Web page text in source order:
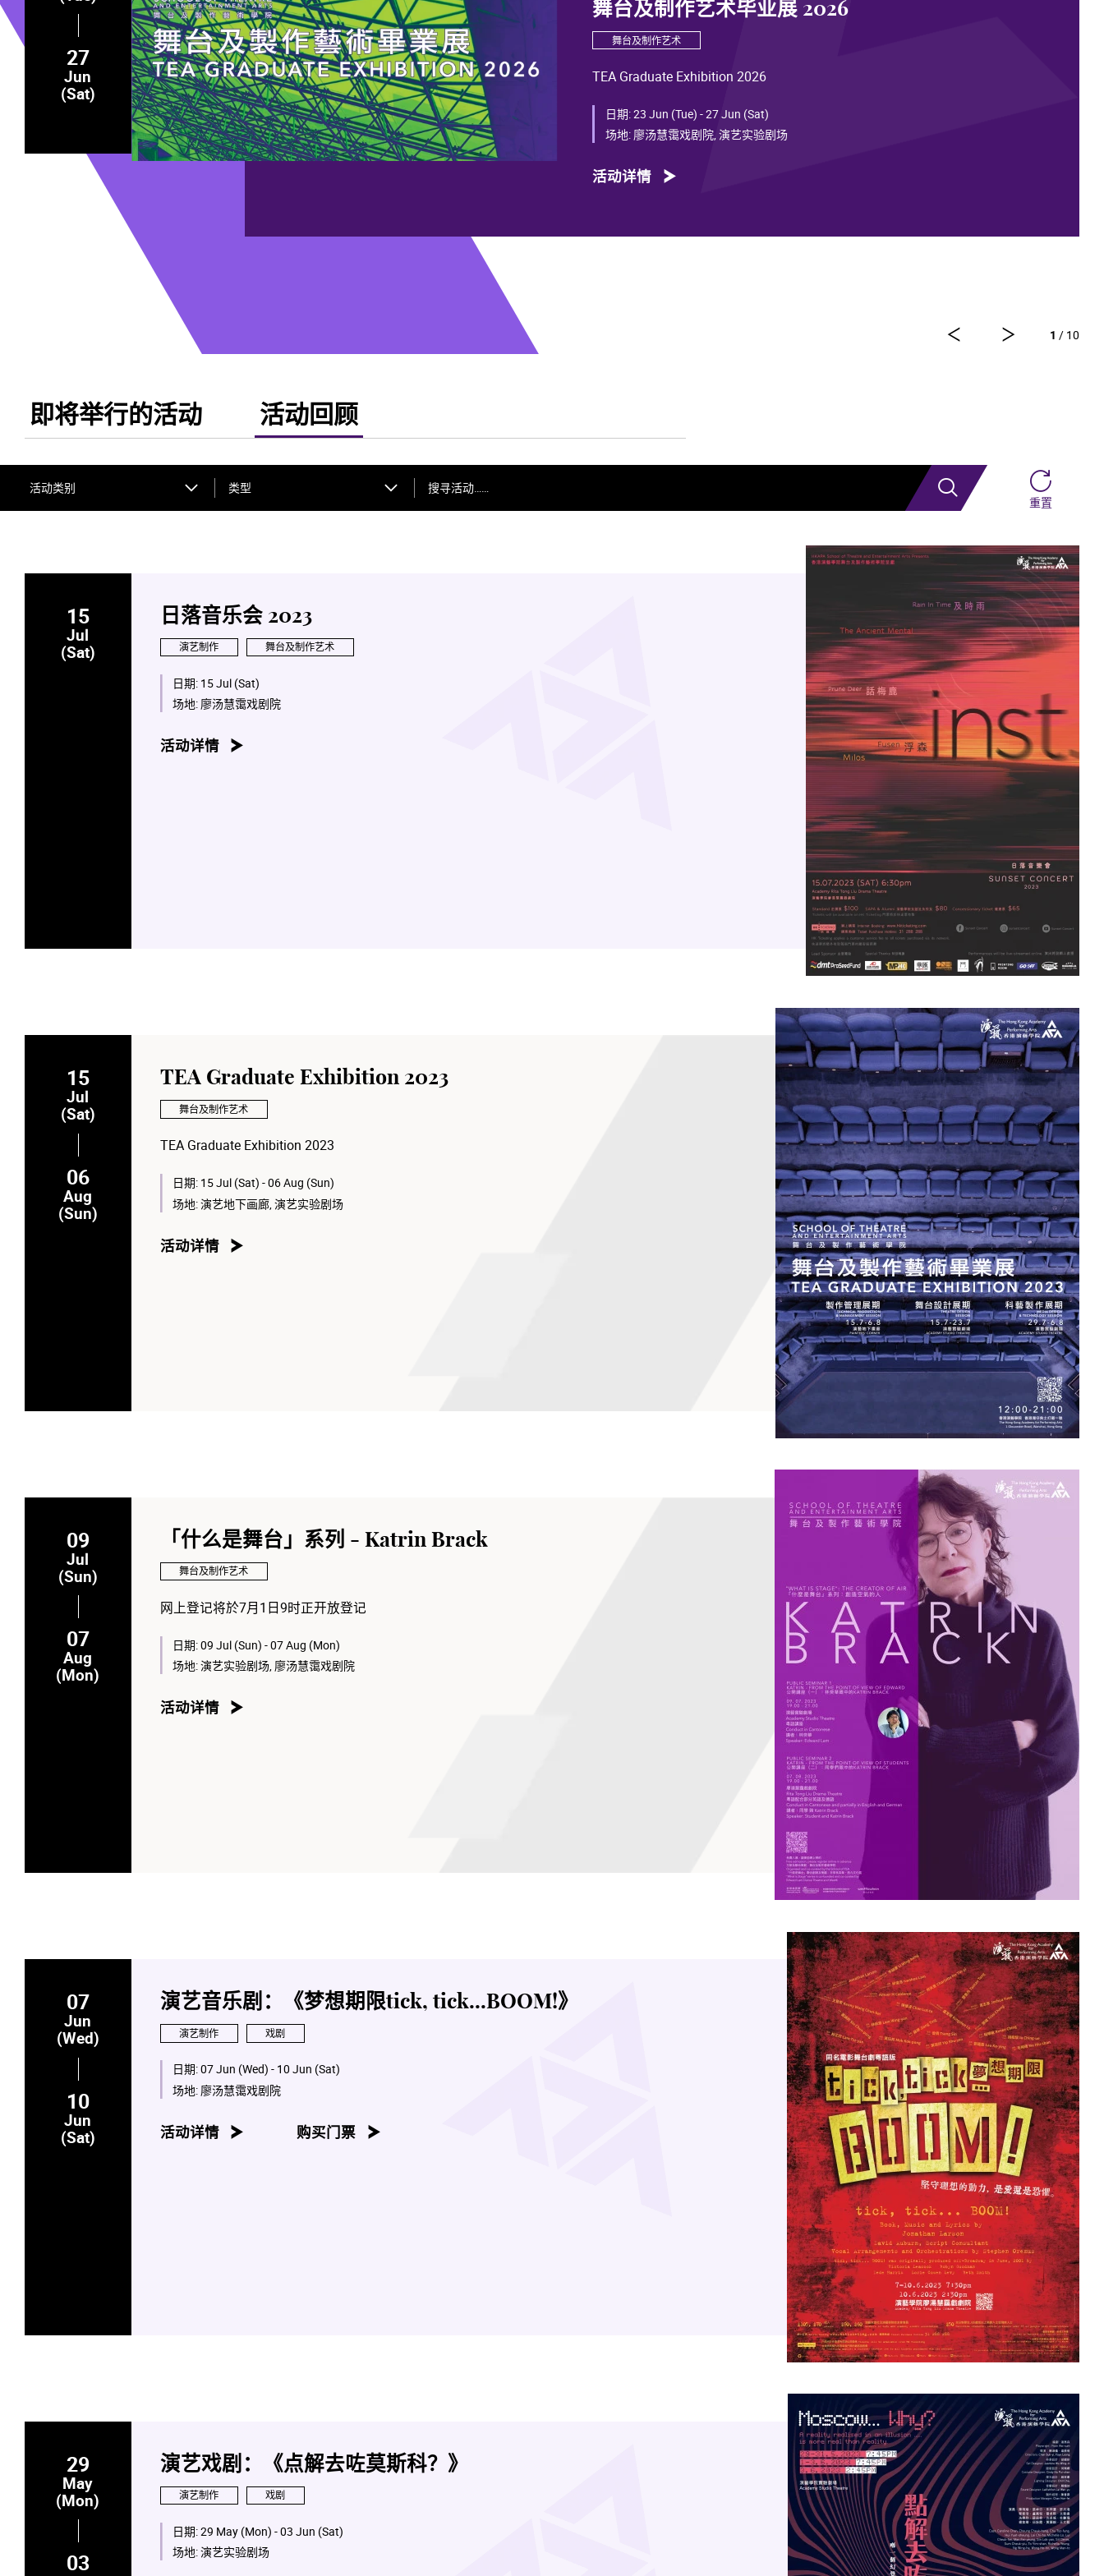
27
Jun
(Sat)
舞台及制作艺术毕业展 2026
舞台及制作艺术
TEA Graduate Exhibition 2026
日期:23 Jun (Tue) - 27 Jun (Sat)
场地: 廖汤慧霭戏剧院, 演艺实验剧场
活动详情
1 / 10
即将举行的活动 活动回顾
活动类别 类型
搜寻活动…… 搜索
重置
15
Jul
(Sat)
日落音乐会 2023
演艺制作 舞台及制作艺术
日期: 15 Jul (Sat)
场地: 廖汤慧霭戏剧院
活动详情
15
Jul
(Sat)
06
Aug
(Sun)
TEA Graduate Exhibition 2023
舞台及制作艺术
TEA Graduate Exhibition 2023
日期: 15 Jul (Sat) - 06 Aug (Sun)
场地:演艺地下画廊, 演艺实验剧场
活动详情
09
Jul
(Sun)
07
Aug
(Mon)
「什么是舞台」系列 - Katrin Brack
舞台及制作艺术
网上登记将於7月1日9时正开放登记
日期:09 Jul (Sun) - 07 Aug (Mon)
场地:演艺实验剧场, 廖汤慧霭戏剧院
活动详情
07
Jun
(Wed)
10
Jun
(Sat)
演艺音乐剧：《梦想期限tick, tick...BOOM!》
演艺制作 戏剧
日期:07 Jun (Wed) - 10 Jun (Sat)
场地: 廖汤慧霭戏剧院
活动详情 购买门票
29
May
(Mon)
03
演艺戏剧：《点解去咗莫斯科？》
演艺制作 戏剧
日期:29 May (Mon) - 03 Jun (Sat)
场地:演艺实验剧场